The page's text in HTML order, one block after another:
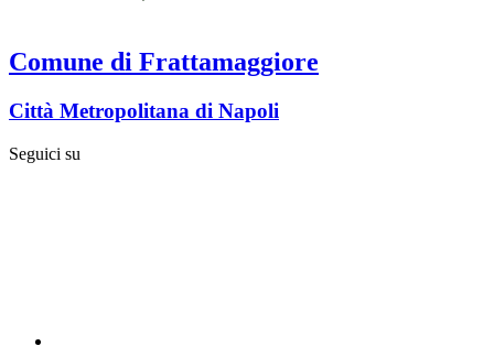
Comune di Frattamaggiore
Città Metropolitana di Napoli
Seguici su